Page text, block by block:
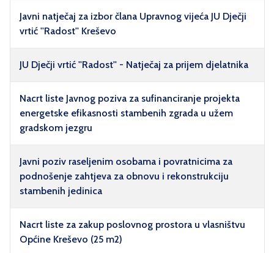
Javni natječaj za izbor člana Upravnog vijeća JU Dječji
vrtić ''Radost'' Kreševo
JU Dječji vrtić ''Radost'' - Natječaj za prijem djelatnika
Nacrt liste Javnog poziva za sufinanciranje projekta
energetske efikasnosti stambenih zgrada u užem
gradskom jezgru
Javni poziv raseljenim osobama i povratnicima za
podnošenje zahtjeva za obnovu i rekonstrukciju
stambenih jedinica
Nacrt liste za zakup poslovnog prostora u vlasništvu
Općine Kreševo (25 m2)